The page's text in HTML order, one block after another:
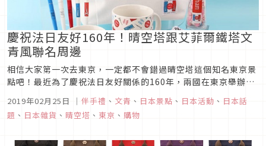
慶祝法日友好160年！晴空塔跟艾菲爾鐵塔文
青風聯名周邊
相信大家第一次去東京，一定都不會錯過晴空塔這個知名東京景
點吧！最近為了慶祝法日友好關係的160年，兩國在東京舉辦了
「Japonismes 2018」一系列活動，而晴空塔也和巴黎艾菲爾
鐵塔共同推出了一系列聯名商品，一起來看看有哪些可愛的小物
吧！
2019年02月25日 ｜ 伴手禮 、 文青 、 日本景點 、 日本活動 、 日本話
題 、 日本雜貨 、 晴空塔 、 東京 、 購物